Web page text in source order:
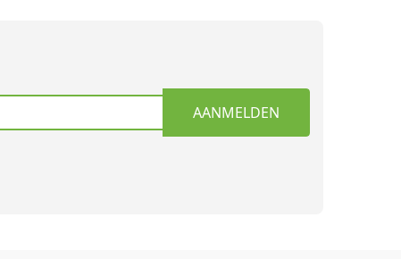
AANMELDEN